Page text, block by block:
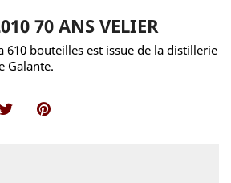
70 ANS VELIER
610 bouteilles est issue de la distillerie
Galante.
Tweet